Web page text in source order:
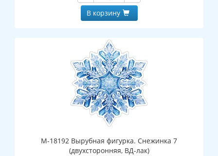
В корзину
М-18192 Вырубная фигурка. Снежинка 7
(двухсторонняя, ВД-лак)